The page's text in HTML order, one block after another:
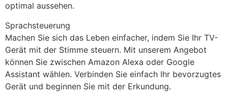
optimal aussehen.
Sprachsteuerung
Machen Sie sich das Leben einfacher, indem Sie Ihr TV-
Gerät mit der Stimme steuern. Mit unserem Angebot
können Sie zwischen Amazon Alexa oder Google
Assistant wählen. Verbinden Sie einfach Ihr bevorzugtes
Gerät und beginnen Sie mit der Erkundung.